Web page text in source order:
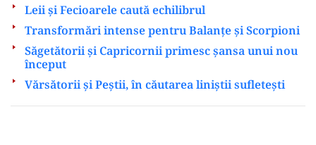
Leii și Fecioarele caută echilibrul
Transformări intense pentru Balanțe și Scorpioni
Săgetătorii și Capricornii primesc șansa unui nou
început
Vărsătorii și Peștii, în căutarea liniștii sufletești